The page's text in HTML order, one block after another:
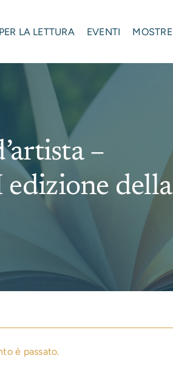
LA LETTURA EVENTI MOSTRE
–
della
è passato.